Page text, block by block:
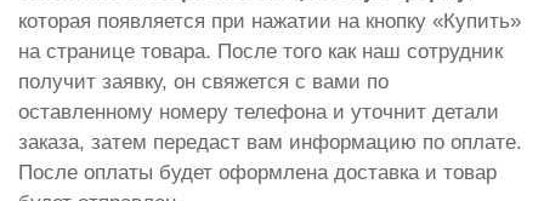
которая появляется при нажатии на кнопку «Купить»
на странице товара. После того как наш сотрудник
получит заявку, он свяжется с вами по
оставленному номеру телефона и уточнит детали
заказа, затем передаст вам информацию по оплате.
После оплаты будет оформлена доставка и товар